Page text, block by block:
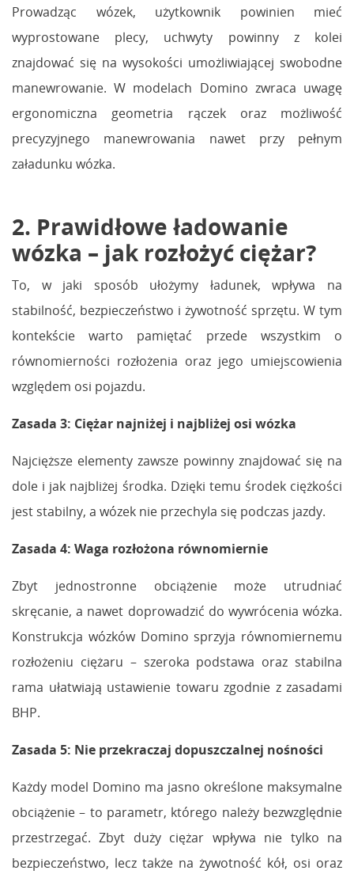
Prowadząc wózek, użytkownik powinien mieć
wyprostowane plecy, uchwyty powinny z kolei
znajdować się na wysokości umożliwiającej swobodne
manewrowanie. W modelach Domino zwraca uwagę
ergonomiczna geometria rączek oraz możliwość
precyzyjnego manewrowania nawet przy pełnym
załadunku wózka.
2. Prawidłowe ładowanie
wózka – jak rozłożyć ciężar?
To, w jaki sposób ułożymy ładunek, wpływa na
stabilność, bezpieczeństwo i żywotność sprzętu. W tym
kontekście warto pamiętać przede wszystkim o
równomierności rozłożenia oraz jego umiejscowienia
względem osi pojazdu.
Zasada 3: Ciężar najniżej i najbliżej osi wózka
Najcięższe elementy zawsze powinny znajdować się na
dole i jak najbliżej środka. Dzięki temu środek ciężkości
jest stabilny, a wózek nie przechyla się podczas jazdy.
Zasada 4: Waga rozłożona równomiernie
Zbyt jednostronne obciążenie może utrudniać
skręcanie, a nawet doprowadzić do wywrócenia wózka.
Konstrukcja wózków Domino sprzyja równomiernemu
rozłożeniu ciężaru – szeroka podstawa oraz stabilna
rama ułatwiają ustawienie towaru zgodnie z zasadami
BHP.
Zasada 5: Nie przekraczaj dopuszczalnej nośności
Każdy model Domino ma jasno określone maksymalne
obciążenie – to parametr, którego należy bezwzględnie
przestrzegać. Zbyt duży ciężar wpływa nie tylko na
bezpieczeństwo, lecz także na żywotność kół, osi oraz